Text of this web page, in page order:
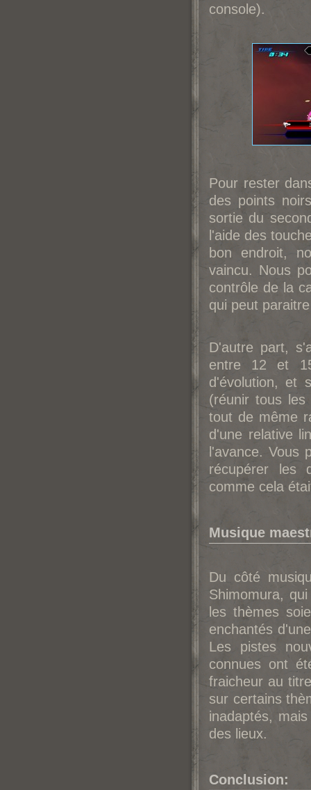
console).
Pour rester
des points
sortie du
l'aide des
bon endroit,
vaincu. Nous
contrôle de la
qui peut
D'autre part,
entre 12 et
d'évolution, et
(réunir tous
tout de même
d'une relative
l'avance. Vous
récupérer les
comme cela
Musique
Du côté
Shimomura,
les thèmes
enchantés
Les pistes
connues ont
fraicheur au
sur certains
inadaptés,
des lieux.
Conclusion: